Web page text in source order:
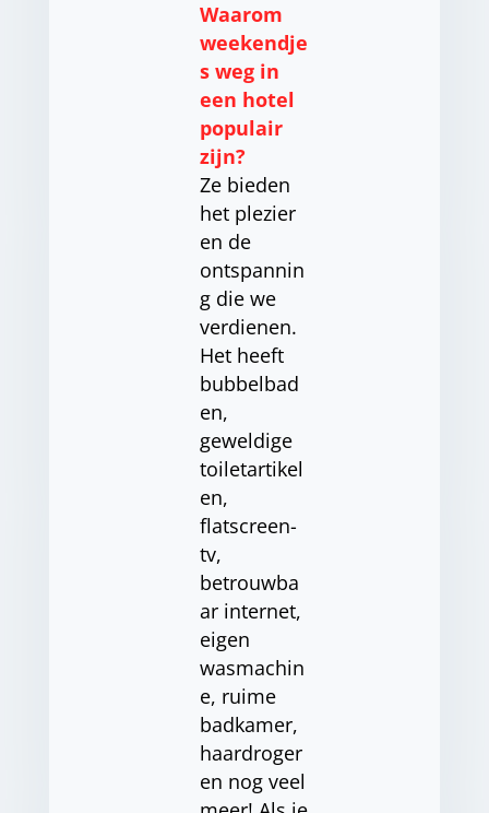
Waarom
weekendje
s weg in
een hotel
populair
zijn?
Ze bieden
het plezier
en de
ontspannin
g die we
verdienen.
Het heeft
bubbelbad
en,
geweldige
toiletartikel
en,
flatscreen-
tv,
betrouwba
ar internet,
eigen
wasmachin
e, ruime
badkamer,
haardroger
en nog veel